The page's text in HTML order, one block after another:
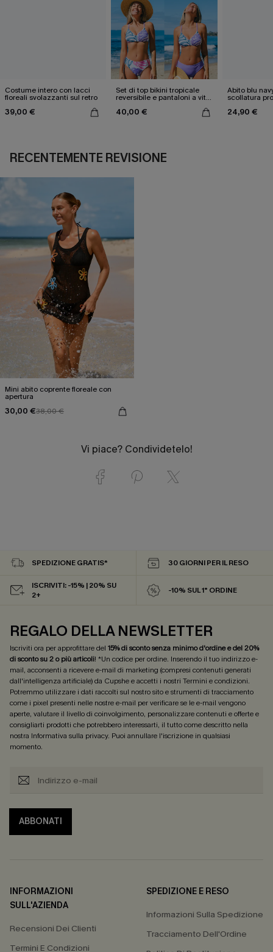
Costume intero con lacci
floreali svolazzanti sul retro
39,00 €
Set di top bikini tropicale
reversibile e pantaloni a vita
40,00 €
Abito blu
scollatura
24,90 €
RECENTEMENTE REVISIONE
Mini abito coprente floreale con
apertura
30,00 €38,00 €
Vi piace? Condividetelo!
SPEDIZIONE GRATIS* 30 GIORNI PER IL RESO
ISCRIVITI: -15% | 20% SU
2+
-10% SUL 1° ORDINE
REGALO DELLA NEWSLETTER
Iscriviti ora per approfittare del 15% di sconto senza minimo d'ordine e del 20%
di sconto su 2 o più articoli! *Un codice per ordine. Inserendo il tuo indirizzo e-
mail, acconsenti a ricevere e-mail di marketing (compresi contenuti generati
dall'intelligenza artificiale) da Cupshe e accetti i nostri Termini e condizioni.
Potremmo utilizzare i dati raccolti sul nostro sito e strumenti di tracciamento
come i pixel presenti nelle nostre e-mail per verificare se le e-mail vengono
aperte, valutare il livello di coinvolgimento, personalizzare contenuti e offerte e
consigliarti prodotti che potrebbero interessarti, il tutto come descritto nella
nostra Informativa sulla privacy. Puoi annullare l'iscrizione in qualsiasi
momento.
ABBONATI
INFORMAZIONI
SULL'AZIENDA
Recensioni Dei Clienti
Termini E Condizioni
SPEDIZIONE E RESO
Informazioni Sulla Spedizione
Tracciamento Dell'Ordine